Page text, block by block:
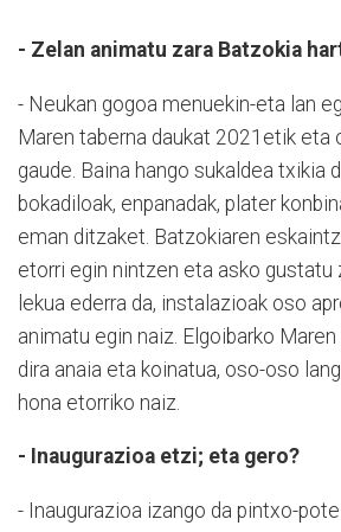
- Zelan animatu zara Batzokia
- Neukan gogoa menuekin-eta lan
Maren taberna daukat 2021etik eta
gaude. Baina hango sukaldea txikia
bokadiloak, enpanadak, plater
eman ditzaket. Batzokiaren
etorri egin nintzen eta asko gustatu
lekua ederra da, instalazioak oso
animatu egin naiz. Elgoibarko
dira anaia eta koinatua, oso-oso
hona etorriko naiz.
- Inaugurazioa etzi; eta gero?
- Inaugurazioa izango da pintxo-pote